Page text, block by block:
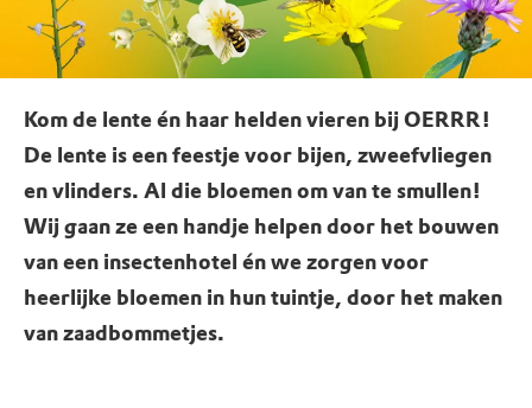
Kom de lente én haar helden vieren bij OERRR!
De lente is een feestje voor bijen, zweefvliegen
en vlinders. Al die bloemen om van te smullen!
Wij gaan ze een handje helpen door het bouwen
van een insectenhotel én we zorgen voor
heerlijke bloemen in hun tuintje, door het maken
van zaadbommetjes.